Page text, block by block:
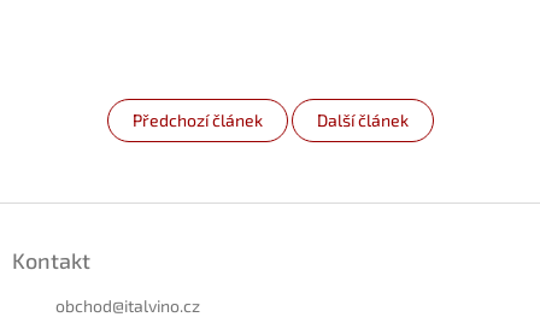
Předchozí článek Další článek
Kontakt
obchod@italvino.cz